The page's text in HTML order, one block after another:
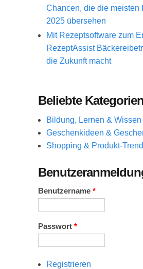
Chancen, die die meisten
2025 übersehen
Mit Rezeptsoftware zum
RezeptAssist
die Zukunft macht
Beliebte
Bildung, Lernen & Wissen
Geschenkideen &
Shopping & Produkt-
Benutzername *
Passwort *
Registrieren